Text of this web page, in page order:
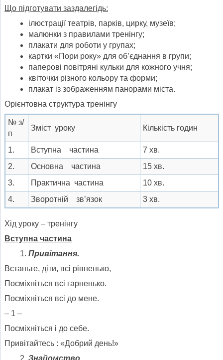
Що підготувати заздалегідь:
ілюстрації театрів, парків, цирку, музеїв;
малюнки з правилами тренінгу;
плакати для роботи у групах;
картки «Пори року» для об’єднання в групи;
паперові повітряні кульки для кожного учня;
квіточки різного кольору та форми;
плакат із зображенням панорами міста.
Орієнтовна структура тренінгу
№ з/
п
Зміст уроку Кількість годин
1. Вступна частина
7 хв.
2.
Основна частина
15 хв.
3.
Практична частина
10 хв.
4.
Зворотній зв’язок 3 хв.
Хід уроку – тренінгу
Вступна частина
Привітання.
Встаньте, діти, всі рівненько,
Посміхніться всі гарненько.
Посміхніться всі до мене.
– 1 –
Посміхніться і до себе.
Привітайтесь : «Добрий день!»
Знайомство.